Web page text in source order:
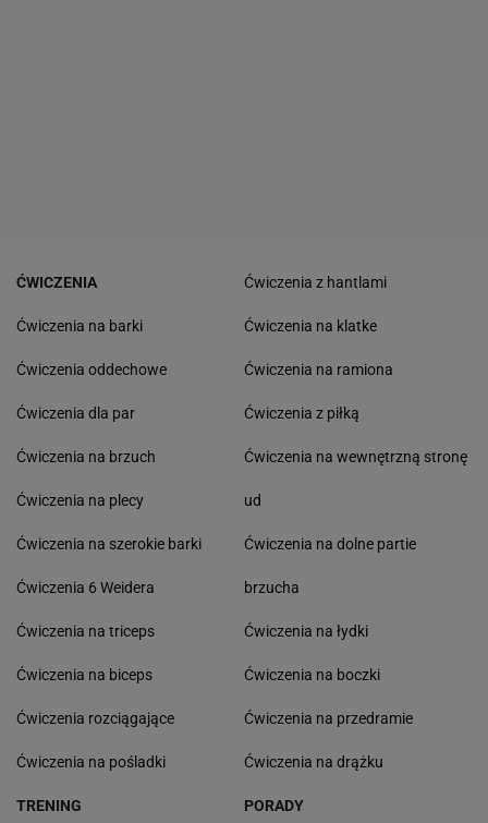
ĆWICZENIA
Ćwiczenia na barki
Ćwiczenia oddechowe
Ćwiczenia dla par
Ćwiczenia na brzuch
Ćwiczenia na plecy
Ćwiczenia na szerokie barki
Ćwiczenia 6 Weidera
Ćwiczenia na triceps
Ćwiczenia na biceps
Ćwiczenia rozciągające
Ćwiczenia na pośladki
Ćwiczenia z hantlami
Ćwiczenia na klatke
Ćwiczenia na ramiona
Ćwiczenia z piłką
Ćwiczenia na wewnętrzną stronę
ud
Ćwiczenia na dolne partie
brzucha
Ćwiczenia na łydki
Ćwiczenia na boczki
Ćwiczenia na przedramie
Ćwiczenia na drążku
TRENING PORADY